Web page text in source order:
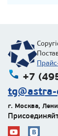
+7
г. Москва,